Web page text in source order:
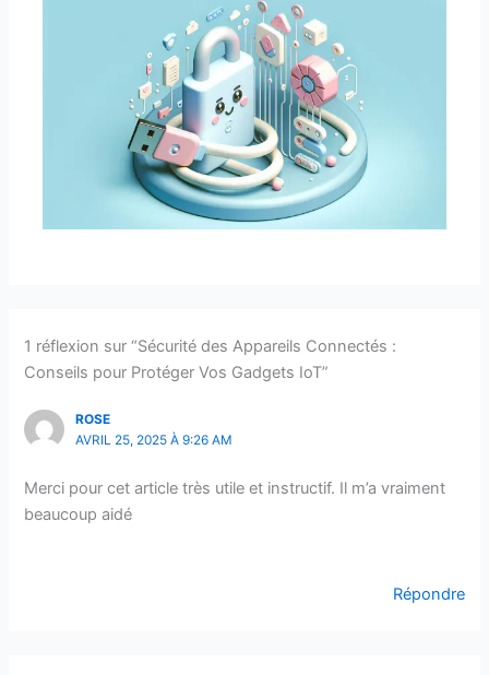
1 réflexion sur “Sécurité des Appareils Connectés :
Conseils pour Protéger Vos Gadgets IoT”
ROSE
AVRIL 25, 2025 À 9:26 AM
Merci pour cet article très utile et instructif. Il m’a vraiment
beaucoup aidé
Répondre